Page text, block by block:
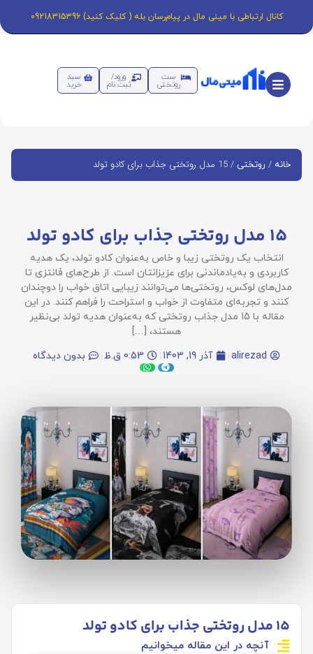
کانال ارتباطی با مینی مال در پیام‌رسان بله ( کلیک کنید) 09218315396
ست
روتختی
ورود/
ثبت نام
سبد
خرید
خانه / روتختی / 15 مدل روتختی جذاب برای کادو تولد
15 مدل روتختی جذاب برای کادو تولد
انتخاب یک روتختی زیبا و خاص به‌عنوان کادو تولد، یک هدیه
کاربردی و به‌یادماندنی برای عزیزانتان است. از طرح‌های فانتزی تا
مدل‌های لوکس، روتختی‌ها می‌توانند زیبایی اتاق خواب را دوچندان
کنند و تجربه‌ای متفاوت از خواب و استراحت را فراهم کنند. در این
مقاله با 15 مدل جذاب روتختی که به‌عنوان هدیه تولد بی‌نظیر
هستند، […]
alirezad
آذر 19, 1403 0:53 ق.ظ بدون دیدگاه
15 مدل روتختی جذاب برای کادو تولد
آنچه در این مقاله میخوانیم